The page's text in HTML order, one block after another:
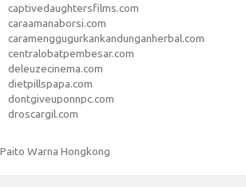
captivedaughtersfilms.com
caraamanaborsi.com
caramenggugurkankandunganherbal.com
centralobatpembesar.com
deleuzecinema.com
dietpillspapa.com
dontgiveuponnpc.com
droscargil.com
Paito Warna Hongkong